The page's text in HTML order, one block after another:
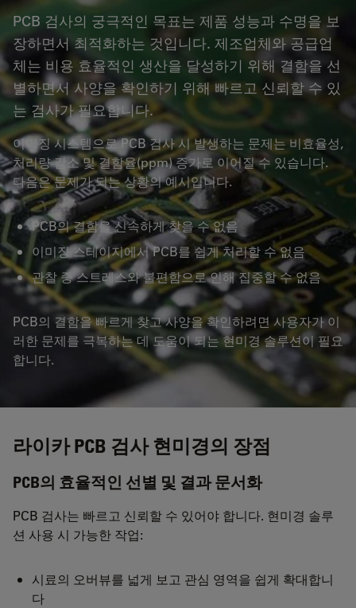
PCB 검사의 궁극적인 목표는 제품 성능과 수명을 보
장하면서 최적화하는 것입니다. 제조업체와 공급업
체는 비용 효율적인 생산을 달성하기 위해 결함을 선
별하면서 사양을 확인하기 위해 빠르고 신뢰할 수 있
는 검사가 필요합니다.
이미징 시스템으로 PCB 검사 시 발생하는 문제는 비효율성,
처리량 감소 및 결함율(ppm) 증가로 이어질 수 있습니다.
다음은 문제가 되는 상황의 예시입니다.
PCB의 결함을 신속하게 찾을 수 없음
이미징 스테이지에서 PCB를 쉽게 처리할 수 없음
관찰 중 스트레스와 불편함으로 인해 집중할 수 없음
PCB의 결함을 빠르게 찾고 사양을 확인하려면 사용자가 이
러한 문제를 극복하는 데 도움이 되는 현미경 솔루션이 필요
합니다.
라이카 PCB 검사 현미경의 장점
PCB의 효율적인 선별 및 결과 문서화
PCB 검사는 빠르고 신뢰할 수 있어야 합니다. 현미경 솔루
션 사용 시 가능한 작업:
시료의 오버뷰를 넓게 보고 관심 영역을 쉽게 확대합니
다